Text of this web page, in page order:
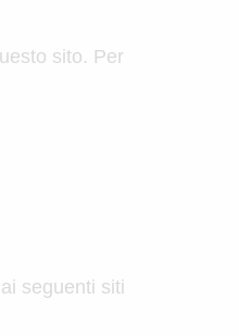
sito. Per
seguenti siti